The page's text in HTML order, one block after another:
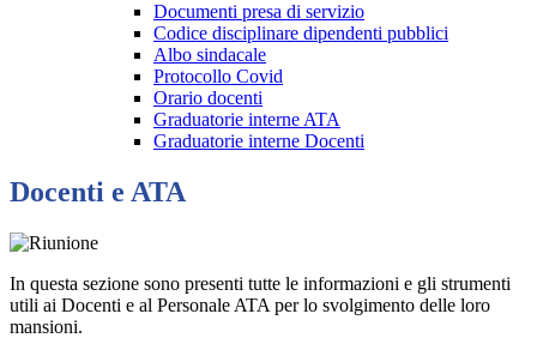
Documenti presa di servizio
Codice disciplinare dipendenti pubblici
Albo sindacale
Protocollo Covid
Orario docenti
Graduatorie interne ATA
Graduatorie interne Docenti
Docenti e ATA
In questa sezione sono presenti tutte le informazioni e gli strumenti
utili ai Docenti e al Personale ATA per lo svolgimento delle loro
mansioni.